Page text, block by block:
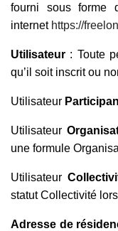
fourni sous forme
internet https://
Utilisateur : Toute
qu’il soit inscrit ou
Utilisateur
Utilisateur
une formule
Utilisateur
statut Collectivité
Adresse de